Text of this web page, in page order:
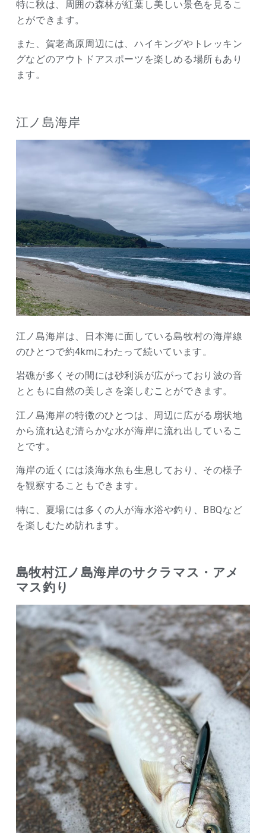
特に秋は、周囲の森林が紅葉し美しい景色を見るこ
とができます。
また、賀老高原周辺には、ハイキングやトレッキン
グなどのアウトドアスポーツを楽しめる場所もあり
ます。
江ノ島海岸
江ノ島海岸は、日本海に面している島牧村の海岸線
のひとつで約4kmにわたって続いています。
岩礁が多くその間には砂利浜が広がっており波の音
とともに自然の美しさを楽しむことができます。
江ノ島海岸の特徴のひとつは、周辺に広がる扇状地
から流れ込む清らかな水が海岸に流れ出しているこ
とです。
海岸の近くには淡海水魚も生息しており、その様子
を観察することもできます。
特に、夏場には多くの人が海水浴や釣り、BBQなど
を楽しむため訪れます。
島牧村江ノ島海岸のサクラマス・アメ
マス釣り